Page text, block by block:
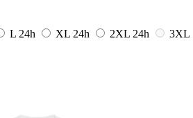
L 24h XL 24h 2XL 24h
3XL